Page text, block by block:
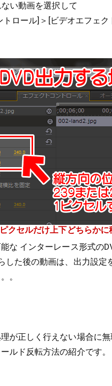
い動画を選択して
ロール]＞[ビデオエフェク
クセルだけ上下どちらかに
な インターレース形式の
した後の動画は、出力設
。
が正しく行えない場合に
ルド反転方法の紹介です。